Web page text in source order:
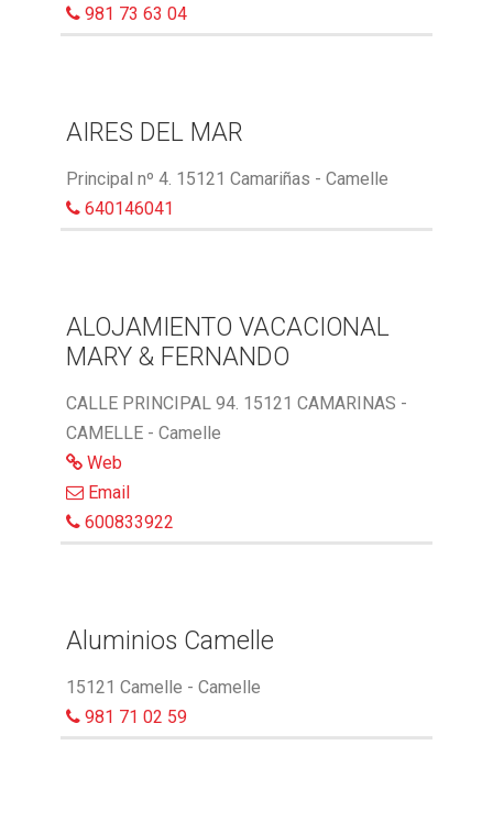
981 73 63 04
AIRES DEL MAR
Principal nº 4. 15121 Camariñas - Camelle
640146041
ALOJAMIENTO VACACIONAL
MARY & FERNANDO
CALLE PRINCIPAL 94. 15121 CAMARINAS -
CAMELLE - Camelle
Web
Email
600833922
Aluminios Camelle
15121 Camelle - Camelle
981 71 02 59